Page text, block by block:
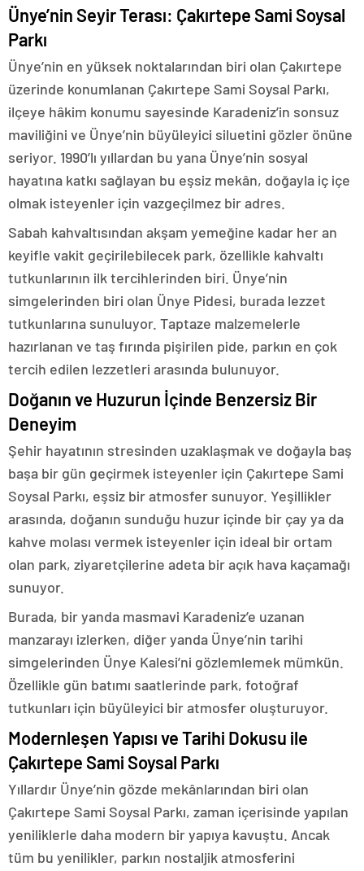
Ünye’nin Seyir Terası: Çakırtepe Sami Soysal
Parkı
Ünye’nin en yüksek noktalarından biri olan Çakırtepe
üzerinde konumlanan Çakırtepe Sami Soysal Parkı,
ilçeye hâkim konumu sayesinde Karadeniz’in sonsuz
maviliğini ve Ünye’nin büyüleyici siluetini gözler önüne
seriyor. 1990’lı yıllardan bu yana Ünye’nin sosyal
hayatına katkı sağlayan bu eşsiz mekân, doğayla iç içe
olmak isteyenler için vazgeçilmez bir adres.
Sabah kahvaltısından akşam yemeğine kadar her an
keyifle vakit geçirilebilecek park, özellikle kahvaltı
tutkunlarının ilk tercihlerinden biri. Ünye’nin
simgelerinden biri olan Ünye Pidesi, burada lezzet
tutkunlarına sunuluyor. Taptaze malzemelerle
hazırlanan ve taş fırında pişirilen pide, parkın en çok
tercih edilen lezzetleri arasında bulunuyor.
Doğanın ve Huzurun İçinde Benzersiz Bir
Deneyim
Şehir hayatının stresinden uzaklaşmak ve doğayla baş
başa bir gün geçirmek isteyenler için Çakırtepe Sami
Soysal Parkı, eşsiz bir atmosfer sunuyor. Yeşillikler
arasında, doğanın sunduğu huzur içinde bir çay ya da
kahve molası vermek isteyenler için ideal bir ortam
olan park, ziyaretçilerine adeta bir açık hava kaçamağı
sunuyor.
Burada, bir yanda masmavi Karadeniz’e uzanan
manzarayı izlerken, diğer yanda Ünye’nin tarihi
simgelerinden Ünye Kalesi’ni gözlemlemek mümkün.
Özellikle gün batımı saatlerinde park, fotoğraf
tutkunları için büyüleyici bir atmosfer oluşturuyor.
Modernleşen Yapısı ve Tarihi Dokusu ile
Çakırtepe Sami Soysal Parkı
Yıllardır Ünye’nin gözde mekânlarından biri olan
Çakırtepe Sami Soysal Parkı, zaman içerisinde yapılan
yeniliklerle daha modern bir yapıya kavuştu. Ancak
tüm bu yenilikler, parkın nostaljik atmosferini